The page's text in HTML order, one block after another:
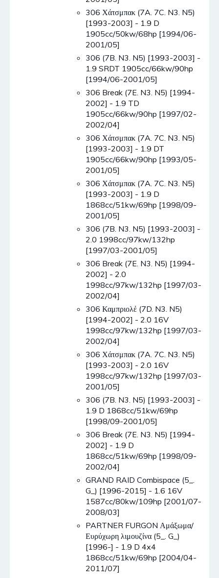
306 Χάτσμπακ (7A. 7C. N3. N5)
[1993-2003] - 1.9 D
1905cc/50kw/68hp [1994/06-
2001/05]
306 (7B. N3. N5) [1993-2003] -
1.9 SRDT 1905cc/66kw/90hp
[1994/06-2001/05]
306 Break (7E. N3. N5) [1994-
2002] - 1.9 TD
1905cc/66kw/90hp [1997/02-
2002/04]
306 Χάτσμπακ (7A. 7C. N3. N5)
[1993-2003] - 1.9 DT
1905cc/66kw/90hp [1993/05-
2001/05]
306 Χάτσμπακ (7A. 7C. N3. N5)
[1993-2003] - 1.9 D
1868cc/51kw/69hp [1998/09-
2001/05]
306 (7B. N3. N5) [1993-2003] -
2.0 1998cc/97kw/132hp
[1997/03-2001/05]
306 Break (7E. N3. N5) [1994-
2002] - 2.0
1998cc/97kw/132hp [1997/03-
2002/04]
306 Καμπριολέ (7D. N3. N5)
[1994-2002] - 2.0 16V
1998cc/97kw/132hp [1997/03-
2002/04]
306 Χάτσμπακ (7A. 7C. N3. N5)
[1993-2003] - 2.0 16V
1998cc/97kw/132hp [1997/03-
2001/05]
306 (7B. N3. N5) [1993-2003] -
1.9 D 1868cc/51kw/69hp
[1998/09-2001/05]
306 Break (7E. N3. N5) [1994-
2002] - 1.9 D
1868cc/51kw/69hp [1998/09-
2002/04]
GRAND RAID Combispace (5_.
G_) [1996-2015] - 1.6 16V
1587cc/80kw/109hp [2001/07-
2008/03]
PARTNER FURGON Αμάξωμα/
Ευρύχωρη λιμουζίνα (5_. G_)
[1996-] - 1.9 D 4x4
1868cc/51kw/69hp [2004/04-
2011/07]